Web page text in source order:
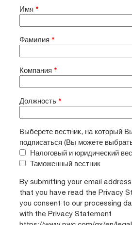
Имя *
Фамилия *
Компания *
Должность *
Выберете вестник, на который
подписаться (Вы можете
Налоговый и юридический
Таможенный вестник
By submitting your email
that you have read the Privacy
you consent to our processing
with the Privacy Statement